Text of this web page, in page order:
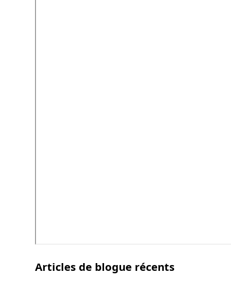
Articles de blogue récents